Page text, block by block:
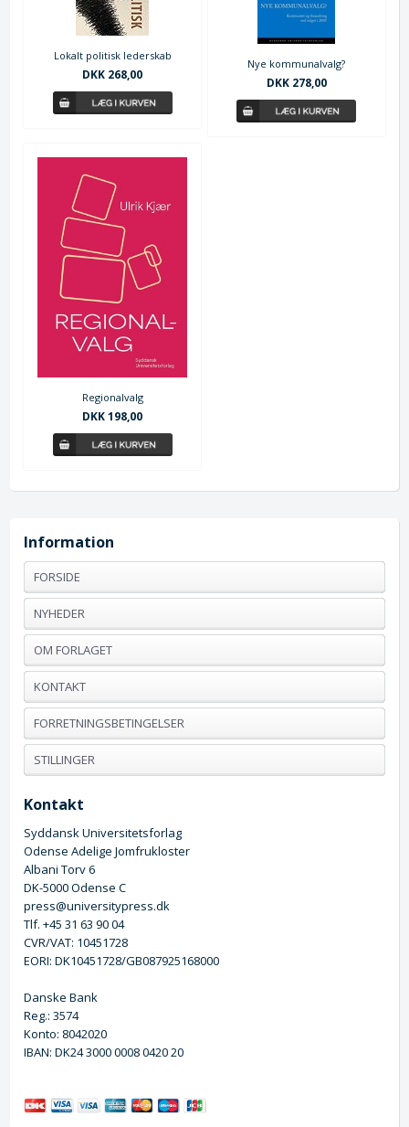
Lokalt politisk lederskab
DKK 268,00
Nye kommunalvalg?
DKK 278,00
Regionalvalg
DKK 198,00
Information
FORSIDE
NYHEDER
OM FORLAGET
KONTAKT
FORRETNINGSBETINGELSER
STILLINGER
Kontakt
Syddansk Universitetsforlag
Odense Adelige Jomfrukloster
Albani Torv 6
DK-5000 Odense C
press@universitypress.dk
Tlf. +45 31 63 90 04
CVR/VAT: 10451728
EORI: DK10451728/GB087925168000
Danske Bank
Reg.: 3574
Konto: 8042020
IBAN: DK24 3000 0008 0420 20